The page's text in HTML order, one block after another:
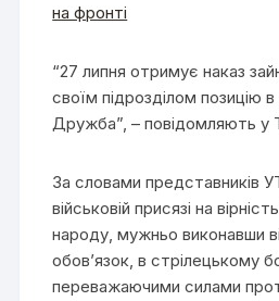
на фронті
“27 липня отримує наказ
своїм підрозділом позицію
Дружба”, – повідомляють у
За словами представників
військовій присязі на
народу, мужньо виконавши
обов’язок, в стрілецькому
переважаючими силами